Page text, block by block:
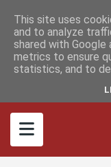
This site uses
and to analyze
shared with
metrics to ensure
statistics, and to